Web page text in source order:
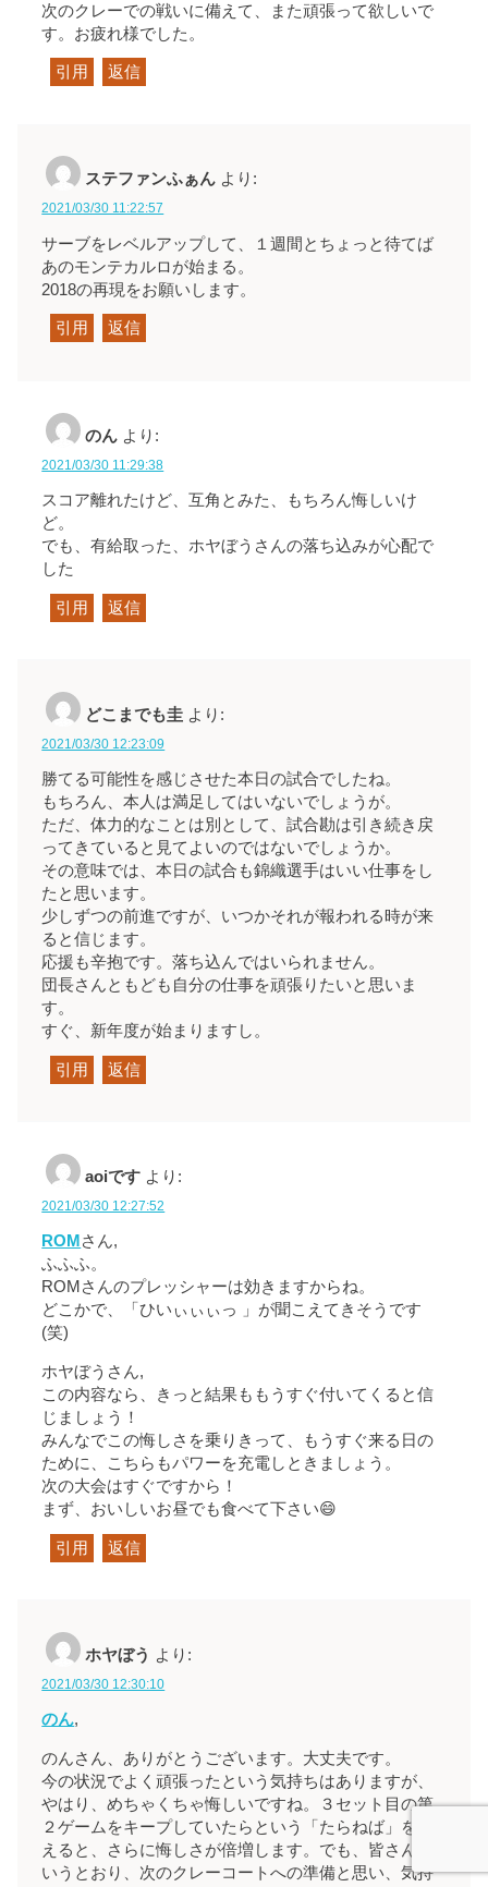
次のクレーでの戦いに備えて、また頑張って欲しいで
す。お疲れ様でした。
引用 返信
ステファンふぁん より:
2021/03/30 11:22:57
サーブをレベルアップして、１週間とちょっと待てば
あのモンテカルロが始まる。
2018の再現をお願いします。
引用 返信
のん より:
2021/03/30 11:29:38
スコア離れたけど、互角とみた、もちろん悔しいけ
ど。
でも、有給取った、ホヤぼうさんの落ち込みが心配で
した
引用 返信
どこまでも圭 より:
2021/03/30 12:23:09
勝てる可能性を感じさせた本日の試合でしたね。
もちろん、本人は満足してはいないでしょうが。
ただ、体力的なことは別として、試合勘は引き続き戻
ってきていると見てよいのではないでしょうか。
その意味では、本日の試合も錦織選手はいい仕事をし
たと思います。
少しずつの前進ですが、いつかそれが報われる時が来
ると信じます。
応援も辛抱です。落ち込んではいられません。
団長さんともども自分の仕事を頑張りたいと思いま
す。
すぐ、新年度が始まりますし。
引用 返信
aoiです より:
2021/03/30 12:27:52
ROM さん,
ふふふ。
ROMさんのプレッシャーは効きますからね。
どこかで、「ひいぃぃぃっ 」が聞こえてきそうです
(笑)
ホヤぼうさん,
この内容なら、きっと結果ももうすぐ付いてくると信
じましょう！
みんなでこの悔しさを乗りきって、もうすぐ来る日の
ために、こちらもパワーを充電しときましょう。
次の大会はすぐですから！
まず、おいしいお昼でも食べて下さい😄
引用 返信
ホヤぼう より:
2021/03/30 12:30:10
のん,
のんさん、ありがとうございます。大丈夫です。
今の状況でよく頑張ったという気持ちはありますが、
やはり、めちゃくちゃ悔しいですね。３セット目の第
２ゲームをキープしていたらという「たらねば」を考
えると、さらに悔しさが倍増します。でも、皆さんの
いうとおり、次のクレーコートへの準備と思い、気持